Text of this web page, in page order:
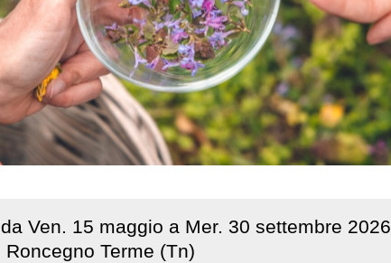
da Ven. 15 maggio a Mer. 30 settembre 2026
Roncegno Terme (Tn)